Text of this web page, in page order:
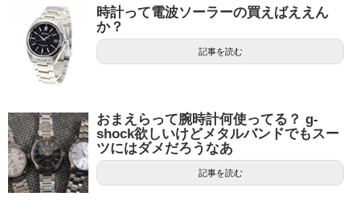
時計って電波ソーラーの買えばええん
か？
記事を読む
おまえらって腕時計何使ってる？ g-
shock欲しいけどメタルバンドでもスー
ツにはダメだろうなあ
記事を読む